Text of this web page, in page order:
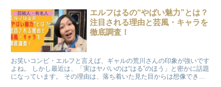
芸能人・有名人
エルフはるの“やばい魅力”とは？
注目される理由と芸風・キャラを
徹底調査！
お笑いコンビ・エルフと言えば、ギャルの荒川さんの印象が強いです
よね。 しかし最近は、「実はヤバいのは“はる”のほう」と密かに話題
になっています。 その理由は、落ち着いた見た目からは想像できな